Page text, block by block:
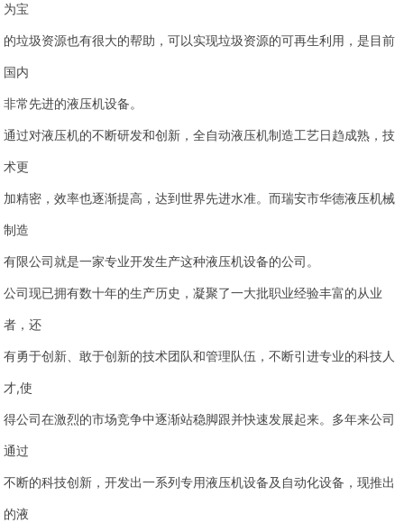
为宝
的垃圾资源也有很大的帮助，可以实现垃圾资源的可再生利用，是目前
国内
非常先进的液压机设备。
通过对液压机的不断研发和创新，全自动液压机制造工艺日趋成熟，技
术更
加精密，效率也逐渐提高，达到世界先进水准。而瑞安市华德液压机械
制造
有限公司就是一家专业开发生产这种液压机设备的公司。
公司现已拥有数十年的生产历史，凝聚了一大批职业经验丰富的从业
者，还
有勇于创新、敢于创新的技术团队和管理队伍，不断引进专业的科技人
才,使
得公司在激烈的市场竞争中逐渐站稳脚跟并快速发展起来。多年来公司
通过
不断的科技创新，开发出一系列专用液压机设备及自动化设备，现推出
的液